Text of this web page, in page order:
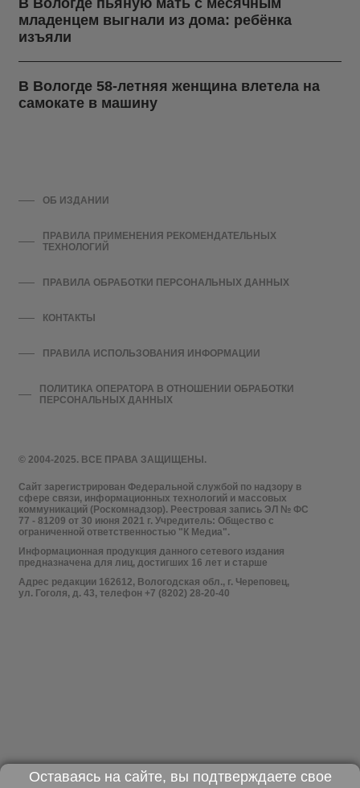
В Вологде пьяную мать с месячным
младенцем выгнали из дома: ребёнка
изъяли
В Вологде 58-летняя женщина влетела на
самокате в машину
© 2004-2025. ВСЕ ПРАВА ЗАЩИЩЕНЫ.
Сайт зарегистрирован Федеральной службой по надзору в
сфере связи, информационных технологий и массовых
коммуникаций (Роскомнадзор). Реестровая запись ЭЛ № ФС
77 - 81209 от 30 июня 2021 г. Учредитель: Общество с
ограниченной ответственностью "К Медиа".
Информационная продукция данного сетевого издания
предназначена для лиц, достигших 16 лет и старше
Адрес редакции 162612, Вологодская обл., г. Череповец,
ул. Гоголя, д. 43, телефон +7 (8202) 28-20-40
ОБ ИЗДАНИИ
ПРАВИЛА ПРИМЕНЕНИЯ РЕКОМЕНДАТЕЛЬНЫХ
ТЕХНОЛОГИЙ
ПРАВИЛА ОБРАБОТКИ ПЕРСОНАЛЬНЫХ ДАННЫХ
КОНТАКТЫ
ПРАВИЛА ИСПОЛЬЗОВАНИЯ ИНФОРМАЦИИ
ПОЛИТИКА ОПЕРАТОРА В ОТНОШЕНИИ ОБРАБОТКИ
ПЕРСОНАЛЬНЫХ ДАННЫХ
Оставаясь на сайте, вы подтверждаете свое